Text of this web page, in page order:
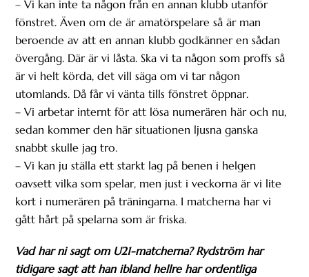
– Vi kan inte ta någon från en annan klubb utanför
fönstret. Även om de är amatörspelare så är man
beroende av att en annan klubb godkänner en sådan
övergång. Där är vi låsta. Ska vi ta någon som proffs så
är vi helt körda, det vill säga om vi tar någon
utomlands. Då får vi vänta tills fönstret öppnar.
– Vi arbetar internt för att lösa numerären här och nu,
sedan kommer den här situationen ljusna ganska
snabbt skulle jag tro.
– Vi kan ju ställa ett starkt lag på benen i helgen
oavsett vilka som spelar, men just i veckorna är vi lite
kort i numerären på träningarna. I matcherna har vi
gått hårt på spelarna som är friska.
Vad har ni sagt om U21-matcherna? Rydström har
tidigare sagt att han ibland hellre har ordentliga